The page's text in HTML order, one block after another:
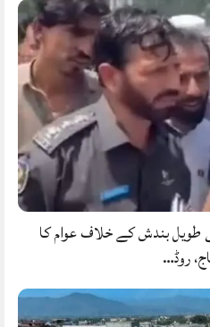
طویل بندش کے خلاف عوام کا
روڈ…